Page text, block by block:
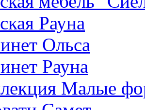
Рауна
Ольса
Рауна
Малые